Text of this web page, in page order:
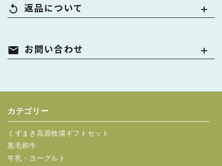
replay 返品について
mail お問い合わせ
カテゴリー
くずまき高原牧場ギフトセット
黒毛和牛
牛乳・ヨーグルト